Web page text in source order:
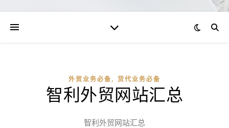
外贸业务必备, 货代业务必备
智利外贸网站汇总
智利外贸网站汇总